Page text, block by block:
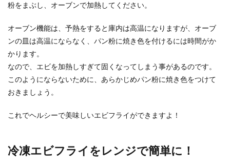
料理を盛り付けるコツとは？すぐにで
「料理の盛り付けのコツが知りたい！」その気持
が下手だ...
い？納豆の効果的な食べ方
食べた方が美味しさなどがUPするという話を聞い
粉をまぶし、オーブンで加熱してください。
オーブン機能は、予熱をすると庫内は高温になりますが、オーブ
ンの皿は高温にならなく、パン粉に焼き色を付けるには時間がか
かります。
なので、エビを加熱しすぎて固くなってしまう事があるのです。
このようにならないために、あらかじめパン粉に焼き色をつけて
おきましょう。
これでヘルシーで美味しいエビフライができますよ！
冷凍エビフライをレンジで簡単に！